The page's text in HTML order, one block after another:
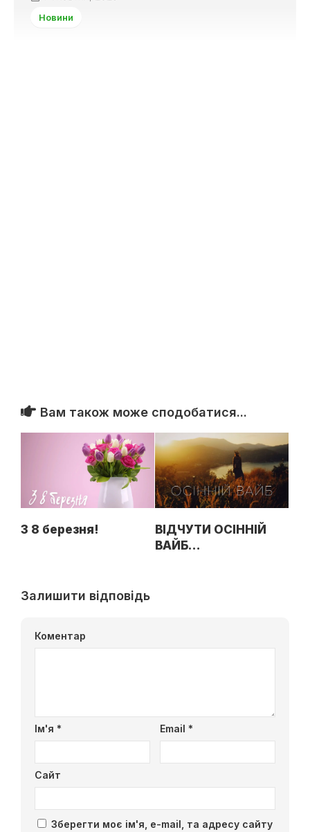
Новини
Вам також може сподобатися...
З 8 березня!
ВІДЧУТИ ОСІННІЙ
ВАЙБ…
Залишити відповідь
Коментар
Ім'я * Email *
Сайт
Зберегти моє ім'я, e-mail, та адресу сайту